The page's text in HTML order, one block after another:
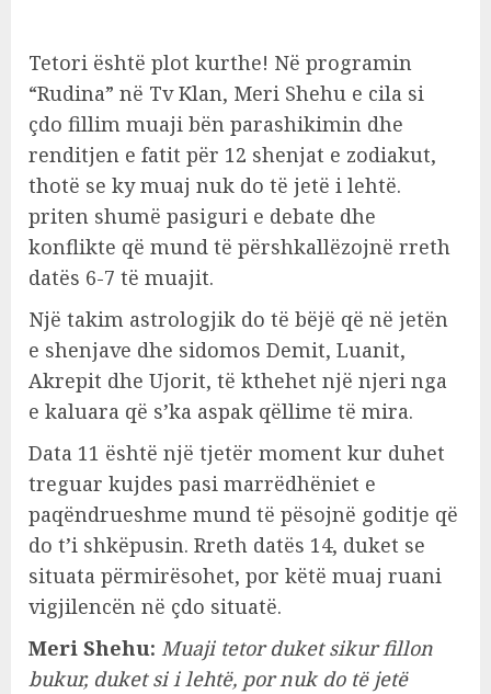
Tetori është plot kurthe! Në programin
“Rudina” në Tv Klan, Meri Shehu e cila si
çdo fillim muaji bën parashikimin dhe
renditjen e fatit për 12 shenjat e zodiakut,
thotë se ky muaj nuk do të jetë i lehtë.
priten shumë pasiguri e debate dhe
konflikte që mund të përshkallëzojnë rreth
datës 6-7 të muajit.
Një takim astrologjik do të bëjë që në jetën
e shenjave dhe sidomos Demit, Luanit,
Akrepit dhe Ujorit, të kthehet një njeri nga
e kaluara që s’ka aspak qëllime të mira.
Data 11 është një tjetër moment kur duhet
treguar kujdes pasi marrëdhëniet e
paqëndrueshme mund të pësojnë goditje që
do t’i shkëpusin. Rreth datës 14, duket se
situata përmirësohet, por këtë muaj ruani
vigjilencën në çdo situatë.
Meri Shehu: Muaji tetor duket sikur fillon
bukur, duket si i lehtë, por nuk do të jetë